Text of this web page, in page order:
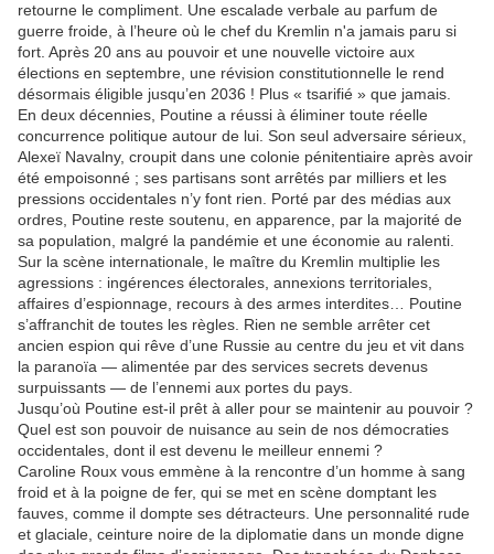
retourne le compliment. Une escalade verbale au parfum de
guerre froide, à l’heure où le chef du Kremlin n'a jamais paru si
fort. Après 20 ans au pouvoir et une nouvelle victoire aux
élections en septembre, une révision constitutionnelle le rend
désormais éligible jusqu’en 2036 ! Plus « tsarifié » que jamais.
En deux décennies, Poutine a réussi à éliminer toute réelle
concurrence politique autour de lui. Son seul adversaire sérieux,
Alexeï Navalny, croupit dans une colonie pénitentiaire après avoir
été empoisonné ; ses partisans sont arrêtés par milliers et les
pressions occidentales n’y font rien. Porté par des médias aux
ordres, Poutine reste soutenu, en apparence, par la majorité de
sa population, malgré la pandémie et une économie au ralenti.
Sur la scène internationale, le maître du Kremlin multiplie les
agressions : ingérences électorales, annexions territoriales,
affaires d’espionnage, recours à des armes interdites… Poutine
s’affranchit de toutes les règles. Rien ne semble arrêter cet
ancien espion qui rêve d’une Russie au centre du jeu et vit dans
la paranoïa — alimentée par des services secrets devenus
surpuissants — de l’ennemi aux portes du pays.
Jusqu’où Poutine est-il prêt à aller pour se maintenir au pouvoir ?
Quel est son pouvoir de nuisance au sein de nos démocraties
occidentales, dont il est devenu le meilleur ennemi ?
Caroline Roux vous emmène à la rencontre d’un homme à sang
froid et à la poigne de fer, qui se met en scène domptant les
fauves, comme il dompte ses détracteurs. Une personnalité rude
et glaciale, ceinture noire de la diplomatie dans un monde digne